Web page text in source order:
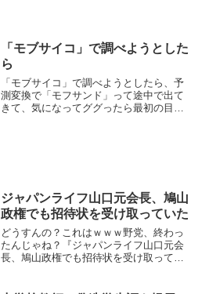
害に対するケアが未だに一...
「モブサイコ」で調べようとした
ら
「モブサイコ」で調べようとしたら、予
測変換で「モフサンド」って途中で出て
きて、気になってググったら最初の目的
ジャパンライフ山口元会長、鳩山
政権でも招待状を受け取っていた
どうすんの？これはｗｗｗ野党、終わっ
たんじゃね？『ジャパンライフ山口元会
長、鳩山政権でも招待状を受け取ってい